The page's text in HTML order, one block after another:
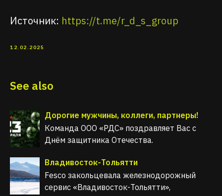
Источник: https://t.me/r_d_s_group
12.02.2025
See also
Дорогие мужчины, коллеги, партнеры!
Команда ООО «РДС» поздравляет Вас с
Днём защитника Отечества.
Владивосток-Тольятти
Fesco закольцевала железнодорожный
сервис «Владивосток-Тольятти»,